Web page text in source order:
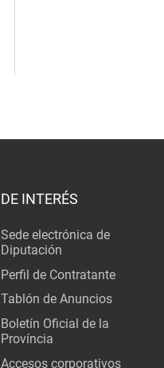
DE INTERÉS
Sede electrónica de
Diputación
Perfil de Contratante
Tablón de Anuncios
Boletín Oficial de la
Província
Accesos corporativos